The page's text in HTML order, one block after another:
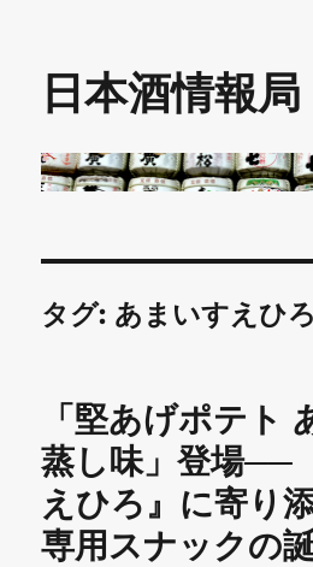
日本酒情報局
タグ: あまいすえひろ
「堅あげポテト
蒸し味」登場──
えひろ』に寄り
専用スナックの